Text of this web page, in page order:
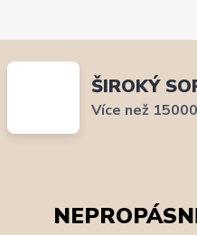
ŠIROKÝ
Více než